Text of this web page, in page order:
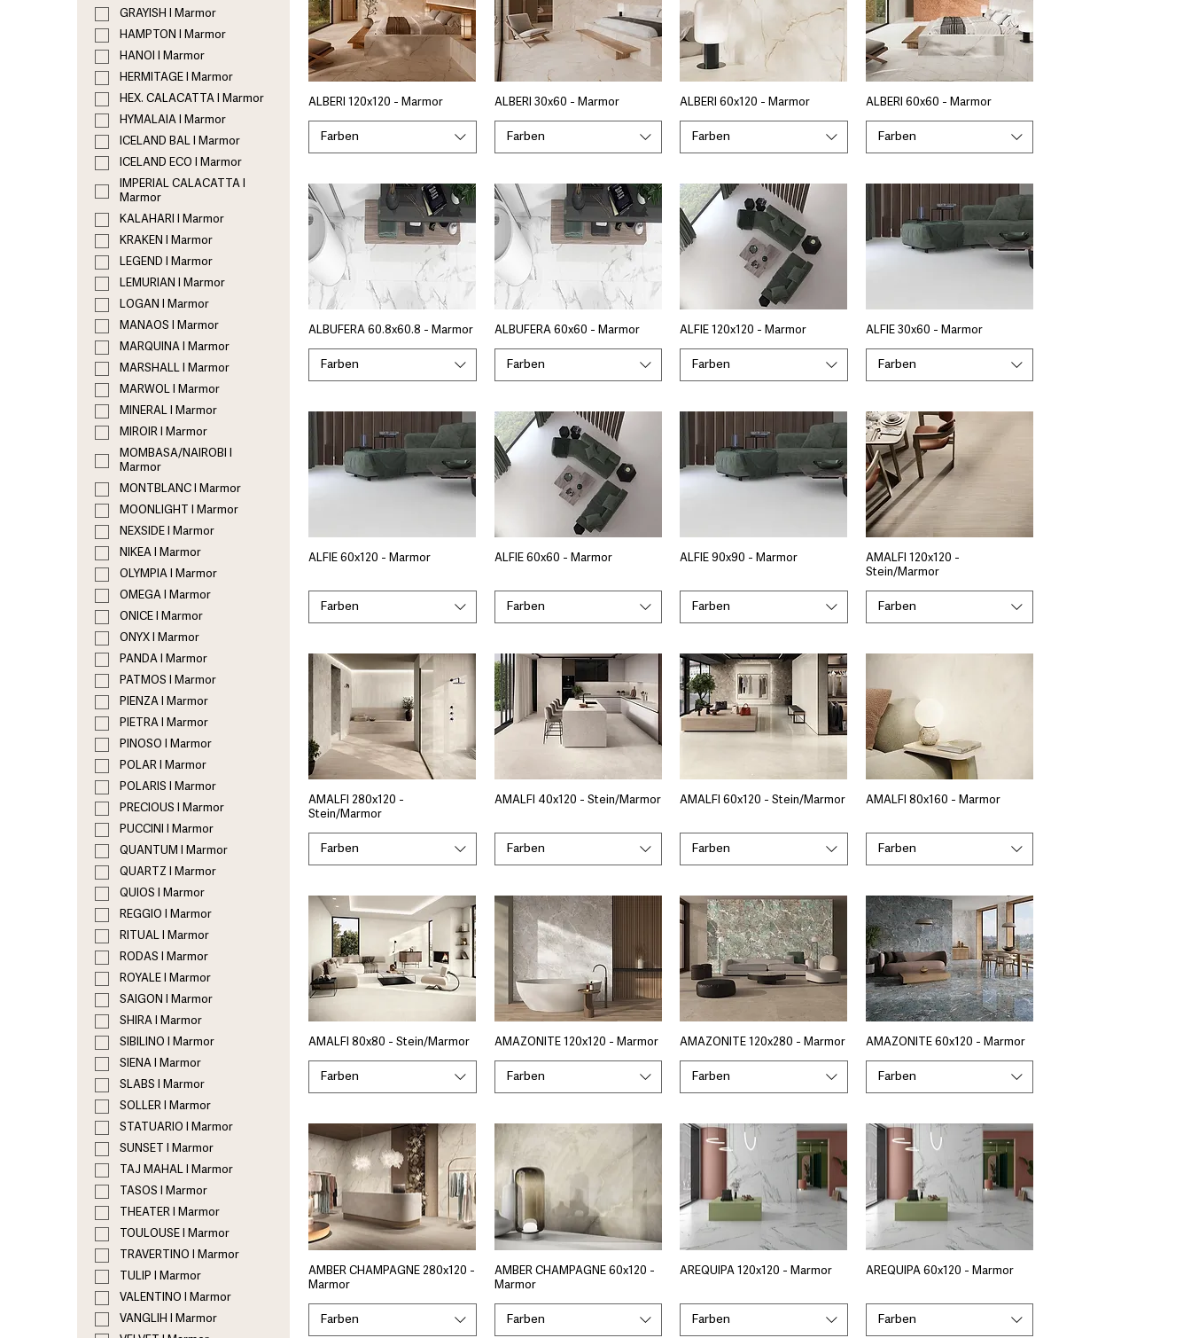
GRAYISH I Marmor
HAMPTON I Marmor
HANOI I Marmor
HERMITAGE I Marmor
HEX. CALACATTA I Marmor
HYMALAIA I Marmor
ICELAND BAL I Marmor
ICELAND ECO I Marmor
IMPERIAL CALACATTA I
Marmor
KALAHARI I Marmor
KRAKEN I Marmor
LEGEND I Marmor
LEMURIAN I Marmor
LOGAN I Marmor
MANAOS I Marmor
MARQUINA I Marmor
MARSHALL I Marmor
MARWOL I Marmor
MINERAL I Marmor
MIROIR I Marmor
MOMBASA/NAIROBI I
Marmor
MONTBLANC I Marmor
MOONLIGHT I Marmor
NEXSIDE I Marmor
NIKEA I Marmor
OLYMPIA I Marmor
OMEGA I Marmor
ONICE I Marmor
ONYX I Marmor
PANDA I Marmor
PATMOS I Marmor
PIENZA I Marmor
PIETRA I Marmor
PINOSO I Marmor
POLAR I Marmor
POLARIS I Marmor
PRECIOUS I Marmor
PUCCINI I Marmor
QUANTUM I Marmor
QUARTZ I Marmor
QUIOS I Marmor
REGGIO I Marmor
RITUAL I Marmor
RODAS I Marmor
ROYALE I Marmor
SAIGON I Marmor
SHIRA I Marmor
SIBILINO I Marmor
SIENA I Marmor
SLABS I Marmor
SOLLER I Marmor
STATUARIO I Marmor
SUNSET I Marmor
TAJ MAHAL I Marmor
TASOS I Marmor
THEATER I Marmor
TOULOUSE I Marmor
TRAVERTINO I Marmor
TULIP I Marmor
VALENTINO I Marmor
VANGLIH I Marmor
ALBERI 120x120 - Marmor
Farben
ALBERI 30x60 - Marmor
Farben
ALBERI 60x120 - Marmor
Farben
ALBERI 60x60 - Marmor
Farben
ALBUFERA 60.8x60.8 - Marmor
Farben
ALBUFERA 60x60 - Marmor
Farben
ALFIE 120x120 - Marmor
Farben
ALFIE 30x60 - Marmor
Farben
ALFIE 60x120 - Marmor
Farben
ALFIE 60x60 - Marmor
Farben
ALFIE 90x90 - Marmor
Farben
AMALFI 120x120 -
Stein/Marmor
Farben
AMALFI 280x120 -
Stein/Marmor
Farben
AMALFI 40x120 - Stein/Marmor
Farben
AMALFI 60x120 - Stein/Marmor
Farben
AMALFI 80x160 - Marmor
Farben
AMALFI 80x80 - Stein/Marmor
Farben
AMAZONITE 120x120 - Marmor
Farben
AMAZONITE 120x280 - Marmor
Farben
AMAZONITE 60x120 - Marmor
Farben
AMBER CHAMPAGNE 280x120 -
Marmor
Farben
AMBER CHAMPAGNE 60x120 -
Marmor
Farben
AREQUIPA 120x120 - Marmor
Farben
AREQUIPA 60x120 - Marmor
Farben